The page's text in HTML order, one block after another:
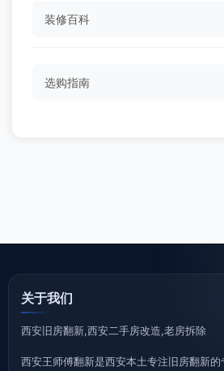
装修百科
选购指南
关于我们
西安旧房翻新,西安二手房改造,老房拆除
西安王师傅翻新是西安本土专注旧房翻新